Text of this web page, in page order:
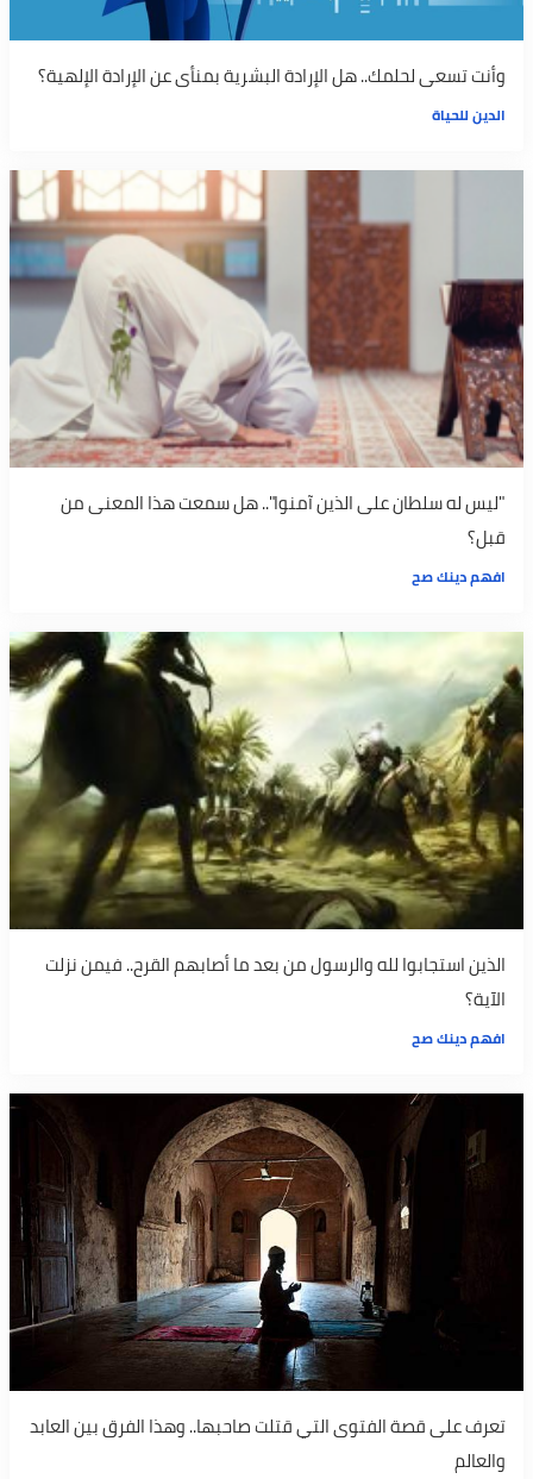
وأنت تسعى لحلمك.. هل الإرادة البشرية بمنأى عن الإرادة الإلهية؟
الدين للحياة
"ليس له سلطان على الذين آمنوا".. هل سمعت هذا المعنى من
قبل؟
افهم دينك صح
الذين استجابوا لله والرسول من بعد ما أصابهم القرح.. فيمن نزلت
الآية؟
افهم دينك صح
تعرف على قصة الفتوى التي قتلت صاحبها.. وهذا الفرق بين العابد
والعالم